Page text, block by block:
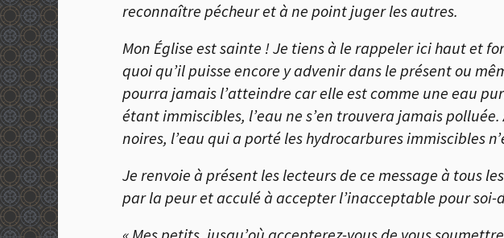
reconnaître pécheur et à ne point juger les autres.
Mon Église est sainte ! Je tiens à le rappeler ici haut et
quoi qu’il puisse encore y advenir dans le présent ou
pourra jamais l’atteindre car elle est comme une eau
étant immiscibles, l’eau ne s’en trouvera jamais
noires, l’eau qui a porté les hydrocarbures immiscibles
Je renvoie à présent les lecteurs de ce message à tous
par la peur et acculé à accepter l’inacceptable pour